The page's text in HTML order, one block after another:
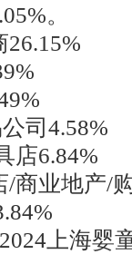
。
司4.58%
店6.84%
商业地产/
上海婴